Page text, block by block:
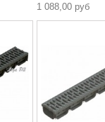
1 088,00 руб